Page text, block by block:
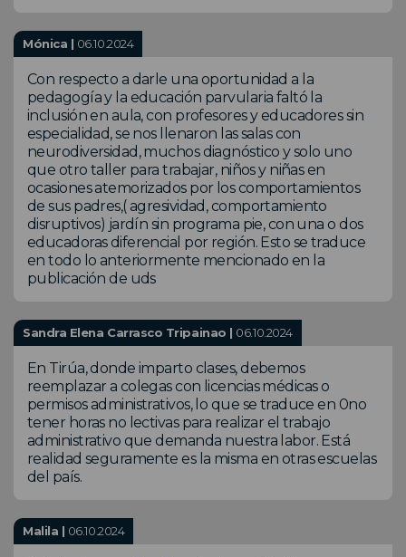
Mónica | 06.10.2024
Con respecto a darle una oportunidad a la
pedagogía y la educación parvularia faltó la
inclusión en aula, con profesores y educadores sin
especialidad, se nos llenaron las salas con
neurodiversidad, muchos diagnóstico y solo uno
que otro taller para trabajar, niños y niñas en
ocasiones atemorizados por los comportamientos
de sus padres,( agresividad, comportamiento
disruptivos) jardín sin programa pie, con una o dos
educadoras diferencial por región. Esto se traduce
en todo lo anteriormente mencionado en la
publicación de uds
Sandra Elena Carrasco Tripainao | 06.10.2024
En Tirúa, donde imparto clases, debemos
reemplazar a colegas con licencias médicas o
permisos administrativos, lo que se traduce en 0no
tener horas no lectivas para realizar el trabajo
administrativo que demanda nuestra labor. Está
realidad seguramente es la misma en otras escuelas
del país.
Malila | 06.10.2024